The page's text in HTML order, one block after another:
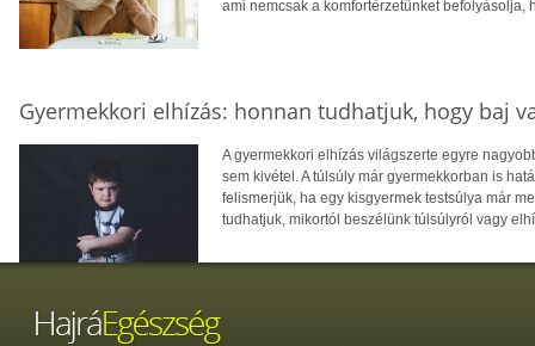
ami nemcsak a komfortérzetünket
Gyermekkori elhízás: honnan tudhatjuk, hogy baj
A gyermekkori elhízás világszerte egyre
sem kivétel. A túlsúly már gyermekkorban is
felismerjük, ha egy kisgyermek testsúlya már
tudhatjuk, mikortól beszélünk túlsúlyról vagy